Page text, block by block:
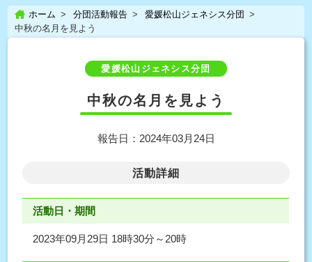
ホーム 分団活動報告
愛媛松山ジェネシス分団
中秋の名月を見よう
愛媛松山ジェネシス分団
中秋の名月を見よう
報告日：2024年03月24日
活動詳細
活動日・期間
2023年09月29日 18時30分～20時